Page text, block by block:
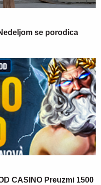
se porodica
CASINO Preuzmi 1500